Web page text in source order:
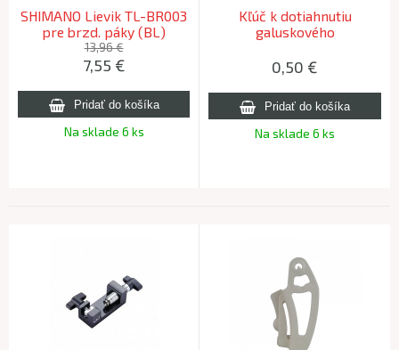
SHIMANO Lievik TL-BR003
pre brzd. páky (BL)
13,96 €
7,55 €
Na sklade 6 ks
Kľúč k dotiahnutiu
galuskového
plast
0,50 €
Na sklade 6 ks